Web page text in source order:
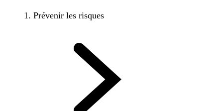
1. Prévenir les risques